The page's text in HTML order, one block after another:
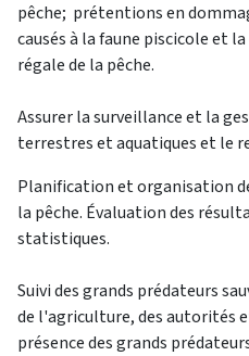
pêche; prétentions en
causés à la faune piscicole et
régale de la pêche.
Assurer la surveillance et la
terrestres et aquatiques et le
Planification et organisation
la pêche. Évaluation des
statistiques.
Suivi des grands prédateurs
de l'agriculture, des autorités
présence des grands